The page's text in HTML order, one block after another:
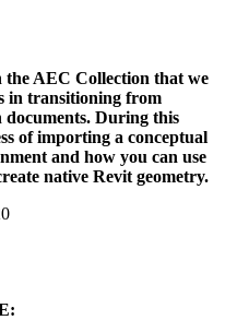
AEC Collection that we
in transitioning from
documents. During this
of importing a conceptual
and how you can use
native Revit geometry.